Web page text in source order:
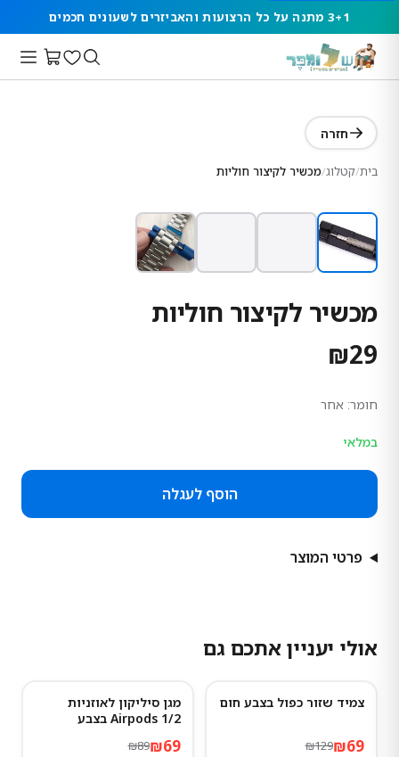
3+1 מתנה על כל הרצועות והאביזרים לשעונים חכמים
חזרה
בית/קטלוג/מכשיר לקיצור חוליות
מכשיר לקיצור חוליות
₪29
חומר: אחר
במלאי
הוסף לעגלה
פרטי המוצר
אולי יעניין אתכם גם
-
47%
צמיד שזור כפול בצבע חום
₪69
₪129
-
22 %
מגן סיליקון לאוזניות
Airpods 1/2 בצבע
₪69
₪89